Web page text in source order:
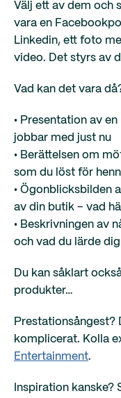
Välj ett av dem och
vara en
Linkedin, ett foto
video. Det styrs av
Vad kan det vara
• Presentation av
jobbar med just nu
• Berättelsen om
som du löst för
• Ögonblicksbilden
av din butik – vad
• Beskrivningen av
och vad du lärde
Du kan såklart
produkter…
Prestationsångest?
komplicerat. Kolla
Entertainment.
Inspiration kanske?